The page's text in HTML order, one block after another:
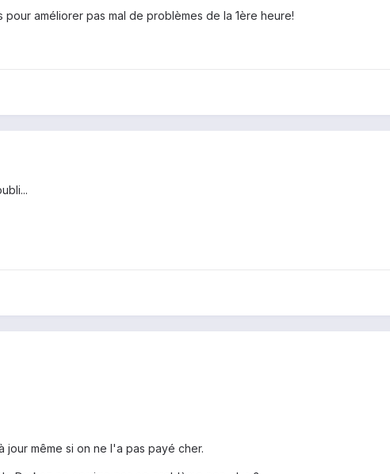
améliorer pas mal de problèmes de la 1ère heure!
même si on ne l'a pas payé cher.